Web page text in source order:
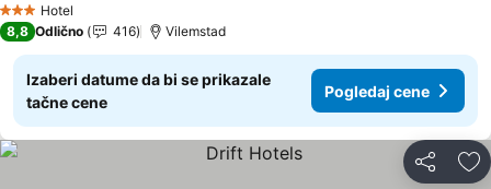
3 Zvezdice
Hotel
8,8 Odlično 416 Vilemstad
Izaberi datume da bi se prikazale
tačne cene
Pogledaj cene
Deli